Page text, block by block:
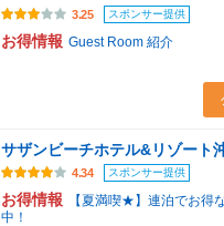
3.25 スポンサー提供
お得情報 Guest Room 紹介
サザンビーチホテル&リゾート
4.34 スポンサー提供
お得情報
【夏満喫★】連泊でお得
中！